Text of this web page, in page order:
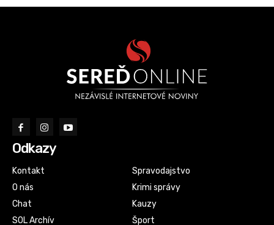
Odkazy
Kontakt
O nás
Chat
SOL Archív
Spravodajstvo
Krimi správy
Kauzy
Šport